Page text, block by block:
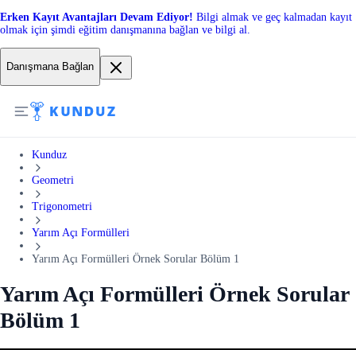
Erken Kayıt Avantajları Devam Ediyor! Bilgi almak ve geç kalmadan kayıt
olmak için şimdi eğitim danışmanına bağlan ve bilgi al.
Danışmana Bağlan
Kunduz
Geometri
Trigonometri
Yarım Açı Formülleri
Yarım Açı Formülleri Örnek Sorular Bölüm 1
Yarım Açı Formülleri Örnek Sorular
Bölüm 1